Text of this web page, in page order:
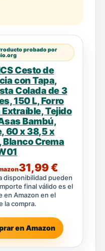
probado por
Cesto de
con Tapa,
Colada de 3
150 L, Forro
Tejido
Bambú,
60 x 38,5 x
Blanco Crema
31,99 €
disponibilidad pueden
final válido es el
en Amazon en el
la compra.
en Amazon